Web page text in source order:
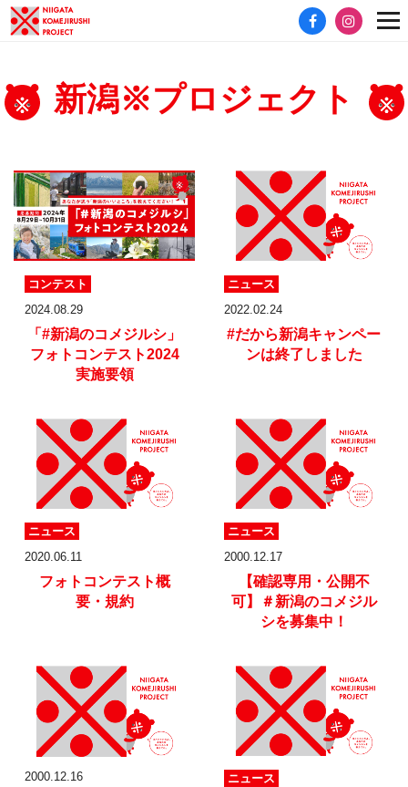
新潟※プロジェクト
コンテスト
2024.08.29
「#新潟のコメジルシ」
フォトコンテスト2024
実施要領
ニュース
2022.02.24
#だから新潟キャンペー
ンは終了しました
ニュース
2020.06.11
フォトコンテスト概
要・規約
ニュース
2000.12.17
【確認専用・公開不
可】＃新潟のコメジル
シを募集中！
2000.12.16
ニュース